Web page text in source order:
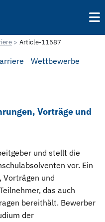
Article-11587
Wettbewerbe
Vorträge und
und stellt die
vor. Ein
Vorträgen und
das auch
bereithält. Bewerber
der